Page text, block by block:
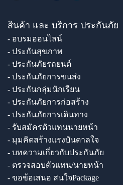
สินค้า และ บริการ ประกันภัย
- อบรมออนไลน์
- ประกันสุขภาพ
- ประกันภัยรถยนต์
- ประกันภัยการขนส่ง
- ประกันกลุ่มนักเรียน
- ประกันภัยการก่อสร้าง
- ประกันภัยการเดินทาง
- รับสมัครตัวแทนนายหน้า
- มุมคิดสร้างแรงบันดาลใจ
- บทความเกี่ยวกับประกันภัย
- ตรวจสอบตัวแทน/นายหน้า
- ขอข้อเสนอ สนใจPackage